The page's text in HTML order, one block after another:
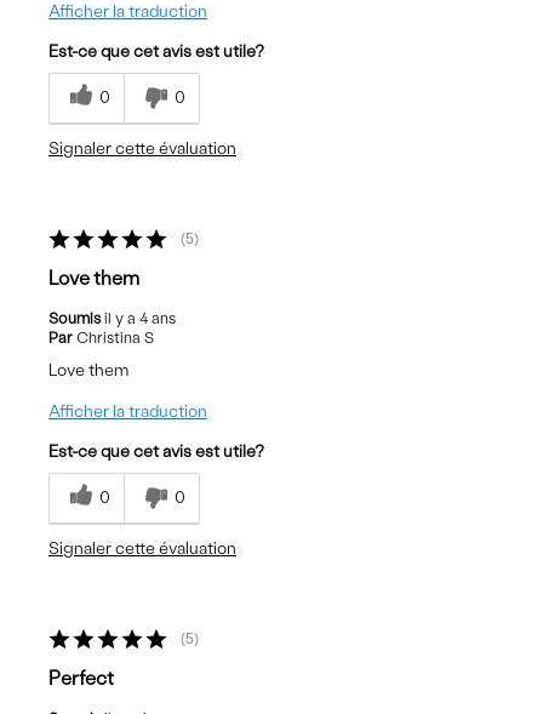
Afficher la traduction
Est-ce que cet avis est utile?
0 0
Signaler cette évaluation
5
Love them
Soumisil y a 4 ans
Par Christina S
Love them
Afficher la traduction
Est-ce que cet avis est utile?
0 0
Signaler cette évaluation
5
Perfect